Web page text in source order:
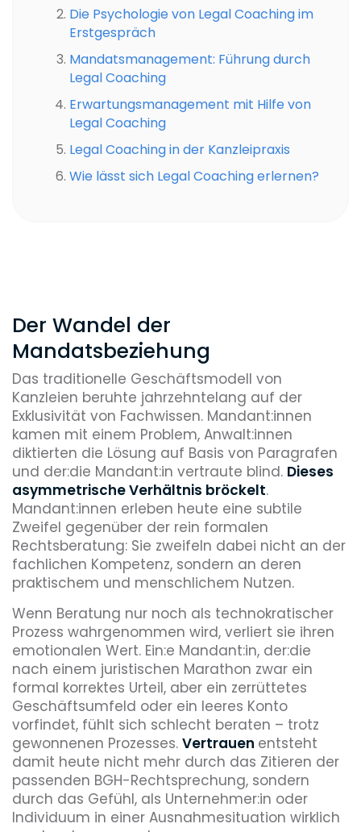
Die Psychologie von Legal Coaching im
Erstgespräch
Mandatsmanagement: Führung durch
Legal Coaching
Erwartungsmanagement mit Hilfe von
Legal Coaching
Legal Coaching in der Kanzleipraxis
Wie lässt sich Legal Coaching erlernen?
Der Wandel der
Mandatsbeziehung
Das traditionelle Geschäftsmodell von
Kanzleien beruhte jahrzehntelang auf der
Exklusivität von Fachwissen. Mandant:innen
kamen mit einem Problem, Anwalt:innen
diktierten die Lösung auf Basis von Paragrafen
und der:die Mandant:in vertraute blind. Dieses
asymmetrische Verhältnis bröckelt.
Mandant:innen erleben heute eine subtile
Zweifel gegenüber der rein formalen
Rechtsberatung: Sie zweifeln dabei nicht an der
fachlichen Kompetenz, sondern an deren
praktischem und menschlichem Nutzen.
Wenn Beratung nur noch als technokratischer
Prozess wahrgenommen wird, verliert sie ihren
emotionalen Wert. Ein:e Mandant:in, der:die
nach einem juristischen Marathon zwar ein
formal korrektes Urteil, aber ein zerrüttetes
Geschäftsumfeld oder ein leeres Konto
vorfindet, fühlt sich schlecht beraten – trotz
gewonnenen Prozesses. Vertrauen entsteht
damit heute nicht mehr durch das Zitieren der
passenden BGH-Rechtsprechung, sondern
durch das Gefühl, als Unternehmer:in oder
Individuum in einer Ausnahmesituation wirklich